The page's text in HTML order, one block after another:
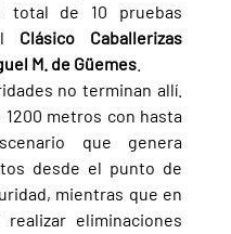
total de 10 pruebas
Clásico Caballerizas
M. de Güemes.
no terminan allí.
metros con hasta
que genera
desde el punto de
mientras que en
eliminaciones